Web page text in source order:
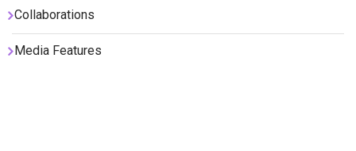
Collaborations
Media Features